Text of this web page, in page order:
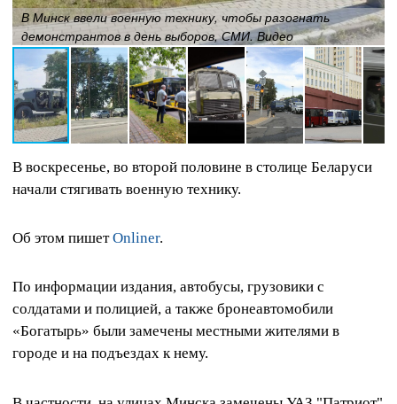
В Минск ввели военную технику, чтобы разогнать
демонстрантов в день выборов, СМИ. Видео
В воскресенье, во второй половине в столице Беларуси
начали стягивать военную технику.
Об этом пишетOnliner.
По информации издания, автобусы, грузовики с
солдатами и полицией, а также бронеавтомобили
«Богатырь» были замечены местными жителями в
городе и на подъездах к нему.